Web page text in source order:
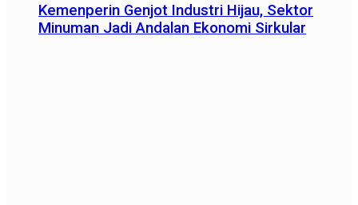
Kemenperin Genjot Industri Hijau, Sektor
Minuman Jadi Andalan Ekonomi Sirkular